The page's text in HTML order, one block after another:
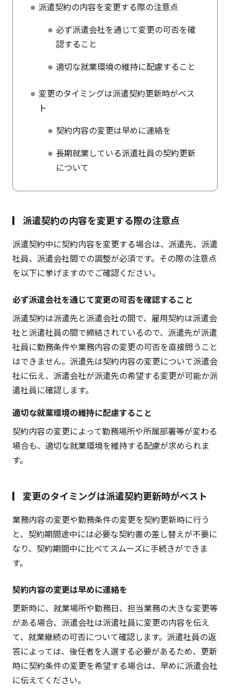
派遣契約の内容を変更する際の注意点
必ず派遣会社を通じて変更の可否を確
認すること
適切な就業環境の維持に配慮すること
変更のタイミングは派遣契約更新時がベス
ト
契約内容の変更は早めに連絡を
⾧期就業している派遣社員の契約更新
について
派遣契約の内容を変更する際の注意点
派遣契約中に契約内容を変更する場合は、派遣先、派遣
社員、派遣会社間での調整が必須です。その際の注意点
を以下に挙げますのでご確認ください。
必ず派遣会社を通じて変更の可否を確認すること
派遣契約は派遣先と派遣会社の間で、雇用契約は派遣会
社と派遣社員の間で締結されているので、派遣先が派遣
社員に勤務条件や業務内容の変更の可否を直接問うこと
はできません。派遣先は契約内容の変更について派遣会
社に伝え、派遣会社が派遣先の希望する変更が可能か派
遣社員に確認します。
適切な就業環境の維持に配慮すること
契約内容の変更によって勤務場所や所属部署等が変わる
場合も、適切な就業環境を維持する配慮が求められま
す。
変更のタイミングは派遣契約更新時がベスト
業務内容の変更や勤務条件の変更を契約更新時に行う
と、契約期間途中には必要な契約書の差し替えが不要に
なり、契約期間中に比べてスムーズに手続きができま
す。
契約内容の変更は早めに連絡を
更新時に、就業場所や勤務日、担当業務の大きな変更等
がある場合、派遣会社は派遣社員に変更の内容を伝え
て、就業継続の可否について確認します。派遣社員の返
答によっては、後任者を人選する必要があるため、更新
時に契約条件の変更を希望する場合は、早めに派遣会社
に伝えてください。